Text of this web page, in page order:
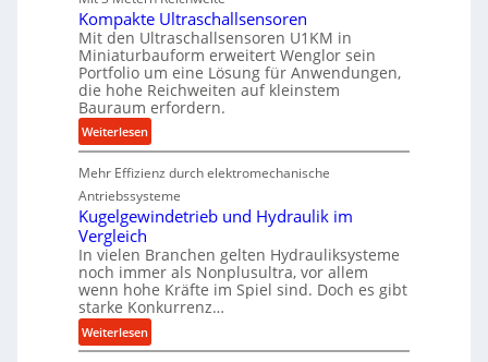
r
o
d
u
k
t
i
o
n
i
n
d
e
n
M
Kompakte Ultraschallsensoren
Mit den Ultraschallsensoren U1KM in
Miniaturbauform erweitert Wenglor sein
Portfolio um eine Lösung für Anwendungen,
die hohe Reichweiten auf kleinstem
Bauraum erfordern.
Weiterlesen:
K
o
m
p
k
t
e
U
l
Mehr Effizienz durch elektromechanische
Antriebssysteme
Kugelgewindetrieb und Hydraulik im
Vergleich
In vielen Branchen gelten Hydrauliksysteme
noch immer als Nonplusultra, vor allem
wenn hohe Kräfte im Spiel sind. Doch es gibt
starke Konkurrenz…
Weiterlesen:
K